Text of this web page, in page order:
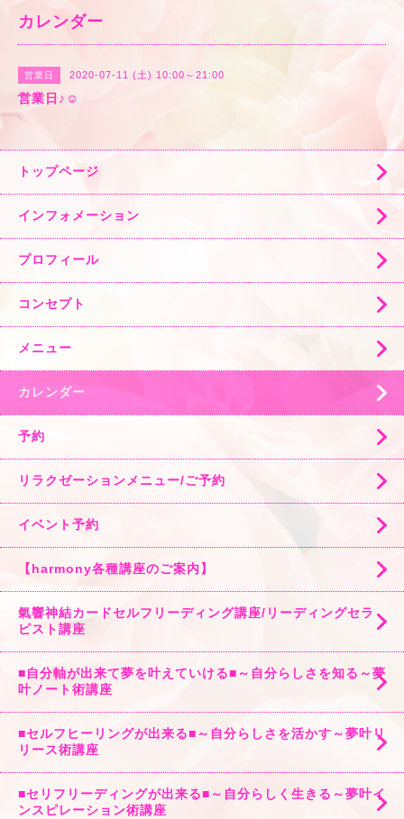
カレンダー
営業日 2020-07-11 (土) 10:00～21:00
営業日♪☺️
トップページ
インフォメーション
プロフィール
コンセプト
メニュー
カレンダー
予約
リラクゼーションメニュー/ご予約
イベント予約
【harmony各種講座のご案内】
氣響神結カードセルフリーディング講座/リーディングセラ
ピスト講座
■自分軸が出来て夢を叶えていける■～自分らしさを知る～夢
叶ノート術講座
■セルフヒーリングが出来る■～自分らしさを活かす～夢叶リ
リース術講座
■セリフリーディングが出来る■～自分らしく生きる～夢叶イ
ンスピレーション術講座